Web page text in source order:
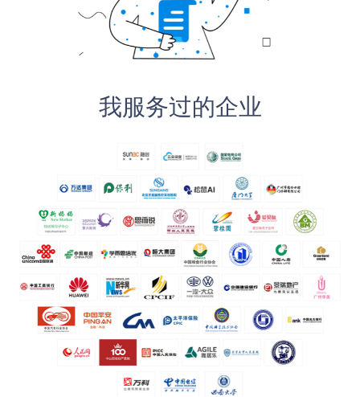
我服务过的企业